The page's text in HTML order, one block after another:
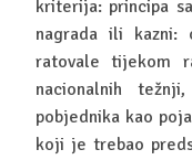
kriterija: principa
nagrada ili
ratovale tijekom
nacionalnih
pobjednika kao
koji je trebao